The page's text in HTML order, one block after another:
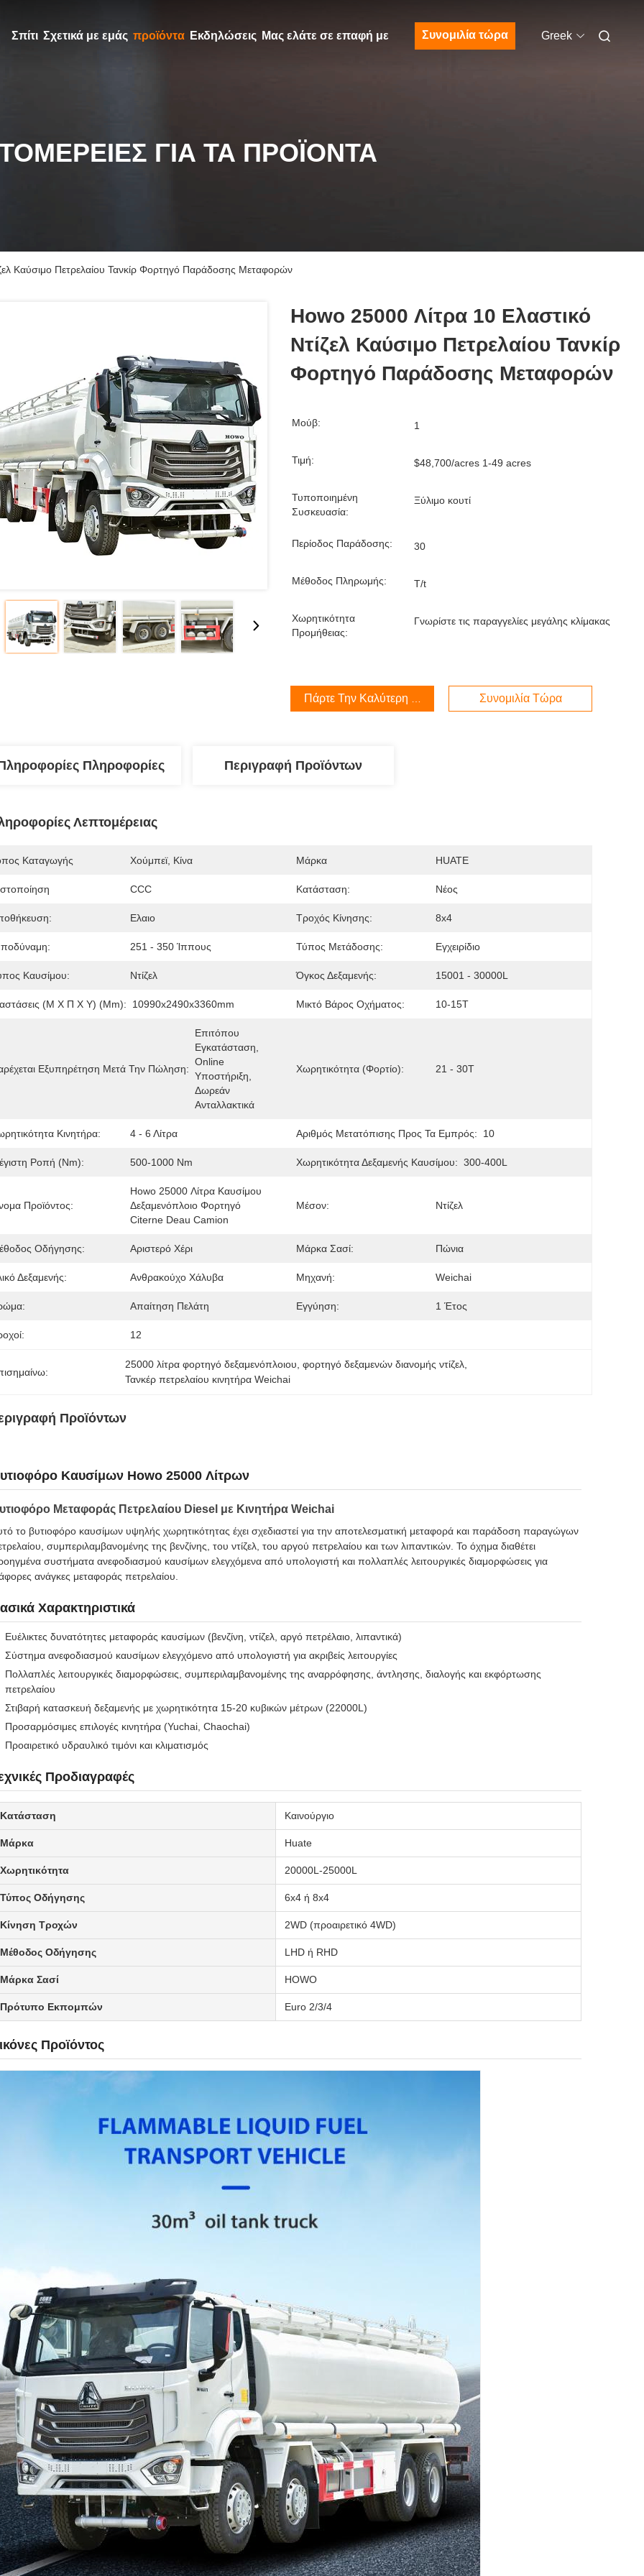
Σπίτι Σχετικά με εμάς προϊόντα Εκδηλώσεις Μας ελάτε σε επαφή με Συνομιλία τώρα Greek
ΓΙΑ ΤΑ ΠΡΟΪΌΝΤΑ
Καύσιμο Πετρελαίου Τανκίρ Φορτηγό Παράδοσης Μεταφορών
Howo 25000 Λίτρα 10 Ελαστικό
Ντίζελ Καύσιμο Πετρελαίου Τανκίρ
Φορτηγό Παράδοσης Μεταφορών
Μούβ: 1
Τιμή: $48,700/acres 1-49 acres
Τυποποιημένη
Συσκευασία:
Ξύλιμο κουτί
Περίοδος Παράδοσης: 30
Μέθοδος Πληρωμής: T/t
Χωρητικότητα
Προμήθειας:
Γνωρίστε τις παραγγελίες μεγάλης κλίμακας
Πάρτε Την Καλύτερη Τιμή Συνομιλία Τώρα
Πληροφορίες Περιγραφή Προϊόντων
Λεπτομέρειας
Καταγωγής Χούμπεϊ, Κίνα Μάρκα HUATE
CCC Κατάσταση: Νέος
Ελαιο Τροχός Κίνησης: 8x4
251 - 350 Ίππους Τύπος Μετάδοσης: Εγχειρίδιο
Καυσίμου: Ντίζελ Όγκος Δεξαμενής: 15001 - 30000L
(Μ X Π X Υ) (mm): 10990x2490x3360mm Μικτό Βάρος Οχήματος: 10-15T
Εξυπηρέτηση Μετά Την Πώληση:
Επιτόπου
Εγκατάσταση,
Online
Υποστήριξη,
Δωρεάν
Ανταλλακτικά
Χωρητικότητα (φορτίο): 21 - 30T
Κινητήρα: 4 - 6 Λίτρα Αριθμός Μετατόπισης Προς Τα Εμπρός: 10
Ροπή (Nm): 500-1000 Nm Χωρητικότητα Δεξαμενής Καυσίμου: 300-400L
Προϊόντος:
Howo 25000 Λίτρα Καυσίμου
Δεξαμενόπλοιο Φορτηγό
Citerne Deau Camion
Μέσον: Ντίζελ
Οδήγησης: Αριστερό Χέρι Μάρκα Σασί: Πώνια
Δεξαμενής: Ανθρακούχο Χάλυβα Μηχανή: Weichai
Απαίτηση Πελάτη Εγγύηση: 1 Έτος
12
25000 λίτρα φορτηγό δεξαμενόπλοιου , φορτηγό δεξαμενών διανομής ντίζελ
Τανκέρ πετρελαίου κινητήρα Weichai
Προϊόντων
Καυσίμων Howo 25000 Λίτρων
Μεταφοράς Πετρελαίου Diesel με Κινητήρα Weichai
το βυτιοφόρο καυσίμων υψηλής χωρητικότητας έχει σχεδιαστεί για την αποτελεσματική μεταφορά και παράδοση παραγώγων
συμπεριλαμβανομένης της βενζίνης, του ντίζελ, του αργού πετρελαίου και των λιπαντικών. Το όχημα διαθέτει
συστήματα ανεφοδιασμού καυσίμων ελεγχόμενα από υπολογιστή και πολλαπλές λειτουργικές διαμορφώσεις για
ανάγκες μεταφοράς πετρελαίου.
Χαρακτηριστικά
Ευέλικτες δυνατότητες μεταφοράς καυσίμων (βενζίνη, ντίζελ, αργό πετρέλαιο, λιπαντικά)
Σύστημα ανεφοδιασμού καυσίμων ελεγχόμενο από υπολογιστή για ακριβείς λειτουργίες
Πολλαπλές λειτουργικές διαμορφώσεις, συμπεριλαμβανομένης της αναρρόφησης, άντλησης, διαλογής και εκφόρτωσης
πετρελαίου
Στιβαρή κατασκευή δεξαμενής με χωρητικότητα 15-20 κυβικών μέτρων (22000L)
Προσαρμόσιμες επιλογές κινητήρα (Yuchai, Chaochai)
Προαιρετικό υδραυλικό τιμόνι και κλιματισμός
Προδιαγραφές
Κατάσταση Καινούργιο
Μάρκα Huate
Χωρητικότητα 20000L-25000L
Τύπος Οδήγησης 6x4 ή 8x4
Κίνηση Τροχών 2WD (προαιρετικό 4WD)
Μέθοδος Οδήγησης LHD ή RHD
Μάρκα Σασί HOWO
Πρότυπο Εκπομπών Euro 2/3/4
Προϊόντος